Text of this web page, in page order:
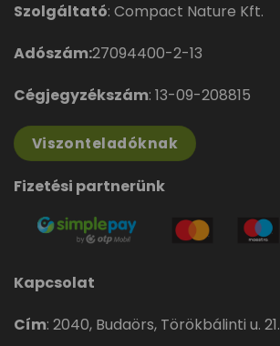
Szolgáltató: Compact Nature Kft.
Adószám:27094400-2-13
Cégjegyzékszám: 13-09-208815
Viszonteladóknak
Fizetési partnerünk
Kapcsolat
Cím: 2040, Budaörs, Törökbálinti u. 21.